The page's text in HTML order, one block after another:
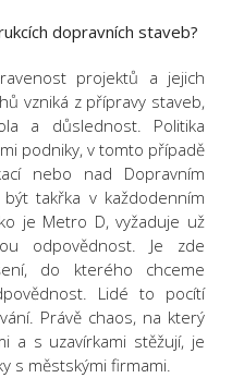
dopravních staveb?
projektů a jejich
vzniká z přípravy staveb,
a důslednost. Politika
podniky, v tomto případě
nebo nad Dopravním
takřka v každodenním
je Metro D, vyžaduje už
odpovědnost. Je zde
do kterého chceme
Lidé to pocítí
Právě chaos, na který
a s uzavírkami stěžují, je
s městskými firmami.